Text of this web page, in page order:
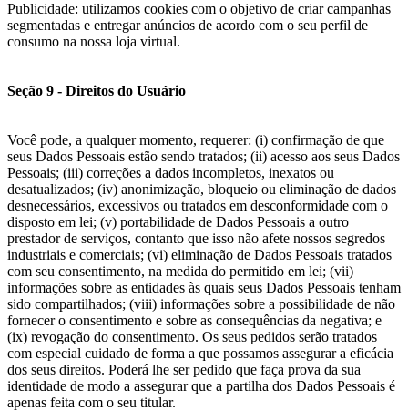
Publicidade: utilizamos cookies com o objetivo de criar campanhas
segmentadas e entregar anúncios de acordo com o seu perfil de
consumo na nossa loja virtual.
Seção 9 - Direitos do Usuário
Você pode, a qualquer momento, requerer: (i) confirmação de que
seus Dados Pessoais estão sendo tratados; (ii) acesso aos seus Dados
Pessoais; (iii) correções a dados incompletos, inexatos ou
desatualizados; (iv) anonimização, bloqueio ou eliminação de dados
desnecessários, excessivos ou tratados em desconformidade com o
disposto em lei; (v) portabilidade de Dados Pessoais a outro
prestador de serviços, contanto que isso não afete nossos segredos
industriais e comerciais; (vi) eliminação de Dados Pessoais tratados
com seu consentimento, na medida do permitido em lei; (vii)
informações sobre as entidades às quais seus Dados Pessoais tenham
sido compartilhados; (viii) informações sobre a possibilidade de não
fornecer o consentimento e sobre as consequências da negativa; e
(ix) revogação do consentimento. Os seus pedidos serão tratados
com especial cuidado de forma a que possamos assegurar a eficácia
dos seus direitos. Poderá lhe ser pedido que faça prova da sua
identidade de modo a assegurar que a partilha dos Dados Pessoais é
apenas feita com o seu titular.